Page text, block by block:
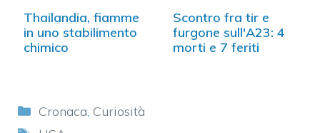
Thailandia, fiamme
in uno stabilimento
chimico
Scontro fra tir e
furgone sull'A23: 4
morti e 7 feriti
Categorie
Cronaca, Curiosità